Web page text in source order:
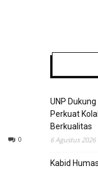
0
UNP
Perkuat
Berkualitas
6 Agustus 2026
Kabid